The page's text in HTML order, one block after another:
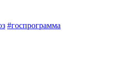
#госпрограмма